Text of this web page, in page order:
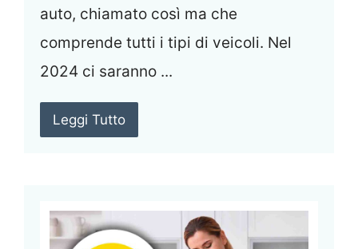
auto, chiamato così ma che
comprende tutti i tipi di veicoli. Nel
2024 ci saranno ...
Leggi Tutto